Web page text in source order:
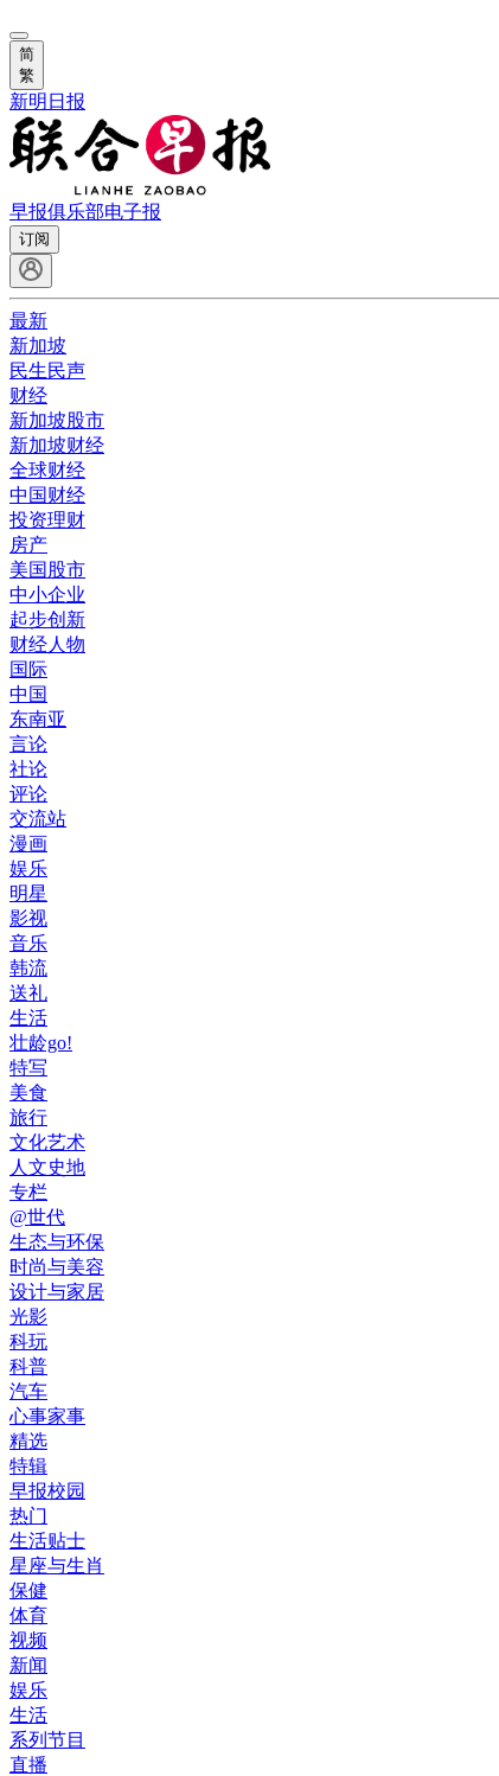
简
繁
新明日报
早报俱乐部电子报
订阅
最新
新加坡
民生民声
财经
新加坡股市
新加坡财经
全球财经
中国财经
投资理财
房产
美国股市
中小企业
起步创新
财经人物
国际
中国
东南亚
言论
社论
评论
交流站
漫画
娱乐
明星
影视
音乐
韩流
送礼
生活
壮龄go!
特写
美食
旅行
文化艺术
人文史地
专栏
@世代
生态与环保
时尚与美容
设计与家居
光影
科玩
科普
汽车
心事家事
精选
特辑
早报校园
热门
生活贴士
星座与生肖
保健
体育
视频
新闻
娱乐
生活
系列节目
直播